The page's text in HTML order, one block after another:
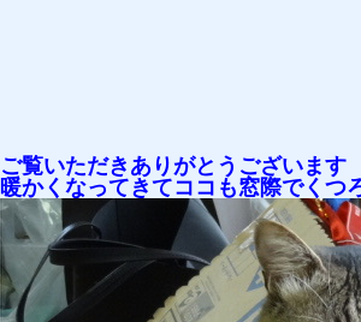
ご覧いただきありがとうございます
暖かくなってきてココも窓際でくつ